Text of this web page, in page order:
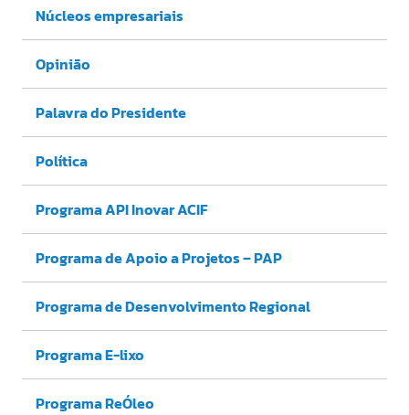
Núcleos empresariais
Opinião
Palavra do Presidente
Política
Programa API Inovar ACIF
Programa de Apoio a Projetos – PAP
Programa de Desenvolvimento Regional
Programa E-lixo
Programa ReÓleo